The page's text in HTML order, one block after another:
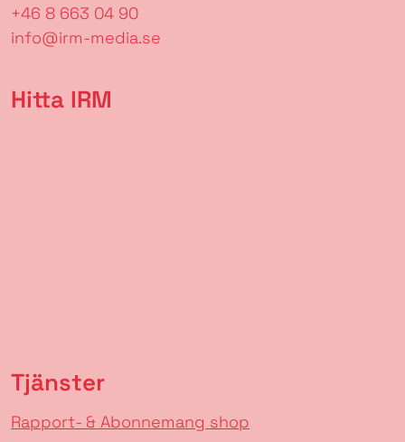
+46 8 663 04 90
info@irm-media.se
Hitta IRM
Tjänster
Rapport- & Abonnemang shop